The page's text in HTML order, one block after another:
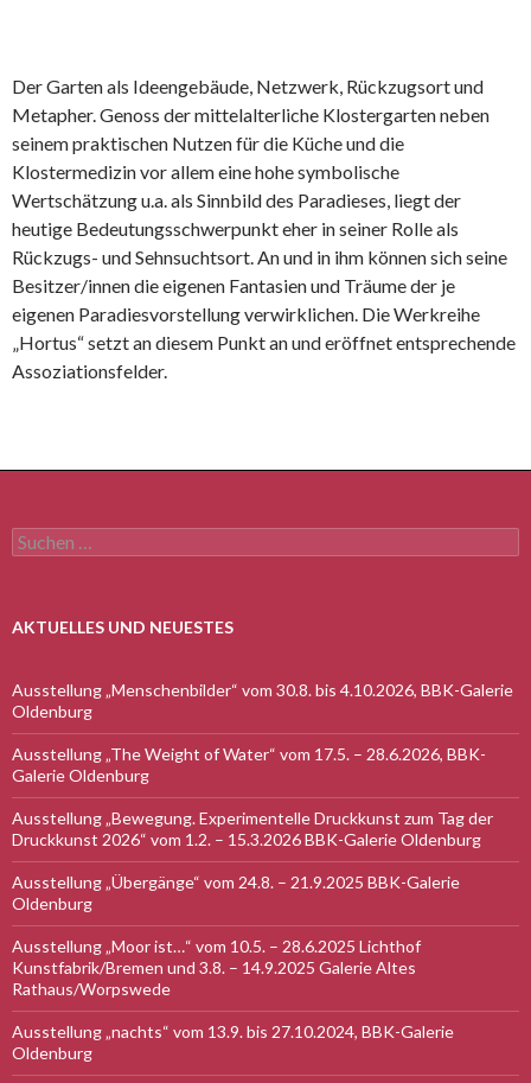
Der Garten als Ideengebäude, Netzwerk, Rückzugsort und
Metapher. Genoss der mittelalterliche Klostergarten neben
seinem praktischen Nutzen für die Küche und die
Klostermedizin vor allem eine hohe symbolische
Wertschätzung u.a. als Sinnbild des Paradieses, liegt der
heutige Bedeutungsschwerpunkt eher in seiner Rolle als
Rückzugs- und Sehnsuchtsort. An und in ihm können sich seine
Besitzer/innen die eigenen Fantasien und Träume der je
eigenen Paradiesvorstellung verwirklichen. Die Werkreihe
„Hortus“ setzt an diesem Punkt an und eröffnet entsprechende
Assoziationsfelder.
Suchen
nach:
AKTUELLES UND NEUESTES
Ausstellung „Menschenbilder“ vom 30.8. bis 4.10.2026, BBK-Galerie
Oldenburg
Ausstellung „The Weight of Water“ vom 17.5. – 28.6.2026, BBK-
Galerie Oldenburg
Ausstellung „Bewegung. Experimentelle Druckkunst zum Tag der
Druckkunst 2026“ vom 1.2. – 15.3.2026 BBK-Galerie Oldenburg
Ausstellung „Übergänge“ vom 24.8. – 21.9.2025 BBK-Galerie
Oldenburg
Ausstellung „Moor ist…“ vom 10.5. – 28.6.2025 Lichthof
Kunstfabrik/Bremen und 3.8. – 14.9.2025 Galerie Altes
Rathaus/Worpswede
Ausstellung „nachts“ vom 13.9. bis 27.10.2024, BBK-Galerie
Oldenburg